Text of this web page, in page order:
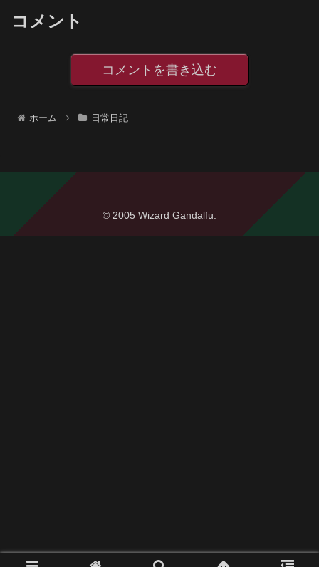
コメント
コメントを書き込む
ホーム 日常日記
© 2005 Wizard Gandalfu.